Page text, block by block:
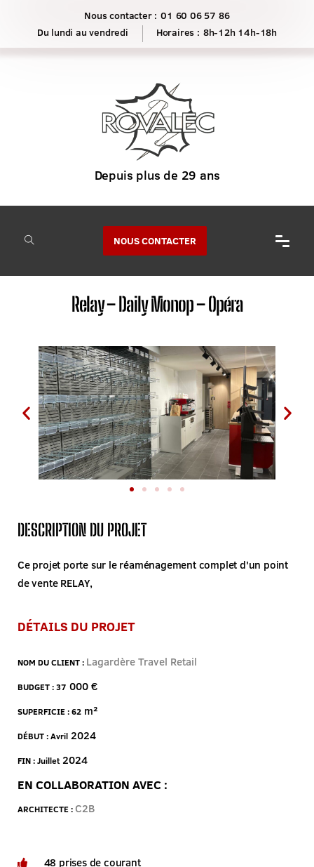
Nous contacter : 01 60 06 57 86
Horaires : 8h-12h 14h-18h
NOUS CONTACTER
Relay – Daily Monop – Opéra
DESCRIPTION DU PROJET
Ce projet porte sur le réaménagement complet d'un point
de vente RELAY,
DÉTAILS DU PROJET
NOM DU CLIENT : Lagardère Travel Retail
BUDGET : 37 000 €
SUPERFICIE : 62 m²
DÉBUT : Avril 2024
FIN : Juillet 2024
EN COLLABORATION AVEC :
ARCHITECTE : C2B
48 prises de courant